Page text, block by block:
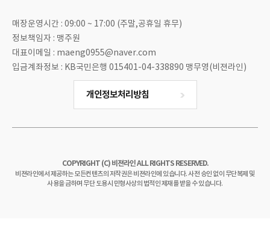
매장운영시간 : 09:00 ~ 17:00 (주말,공휴일 휴무)
정보책임자 : 맹주원
대표이메일 : maeng0955@naver.com
입금계좌정보 : KB국민은행 015401-04-338890 맹무영(비젼라인)
개인정보처리방침
COPYRIGHT (C) 비젼라인 ALL RIGHTS RESERVED.
비젼라인에서 제공하는 모든컨텐츠의 저작권은 비젼라인에 있습니다. 사전 승인 없이 무단복제 및
사용을 금하며 무단 도용시 민형사상의 법적인 제재를 받을 수 있습니다.